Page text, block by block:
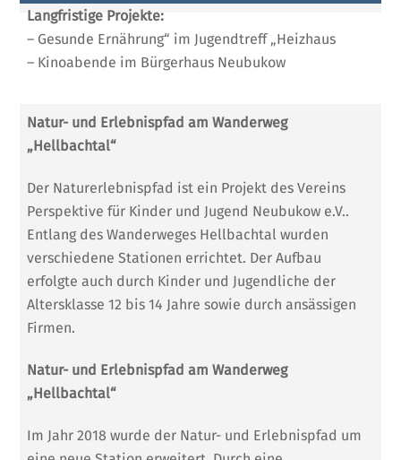
Langfristige Projekte:
– Gesunde Ernährung“ im Jugendtreff „Heizhaus
– Kinoabende im Bürgerhaus Neubukow
Natur- und Erlebnispfad am Wanderweg
„Hellbachtal“
Der Naturerlebnispfad ist ein Projekt des Vereins
Perspektive für Kinder und Jugend Neubukow e.V..
Entlang des Wanderweges Hellbachtal wurden
verschiedene Stationen errichtet. Der Aufbau
erfolgte auch durch Kinder und Jugendliche der
Altersklasse 12 bis 14 Jahre sowie durch ansässigen
Firmen.
Natur- und Erlebnispfad am Wanderweg
„Hellbachtal“
Im Jahr 2018 wurde der Natur- und Erlebnispfad um